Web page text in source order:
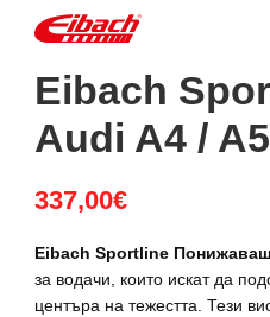
Eibach
Audi A4 /
337,00€
Eibach Sportline
за водачи, които искат да
центъра на тежестта. Тези